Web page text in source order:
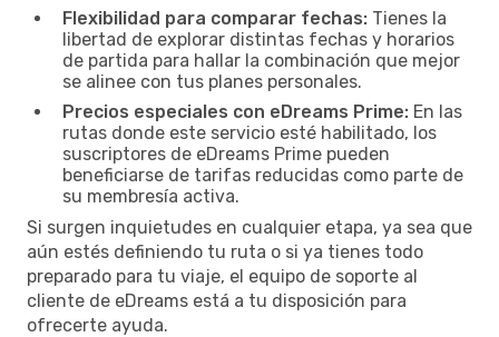
Flexibilidad para comparar fechas: Tienes la
libertad de explorar distintas fechas y horarios
de partida para hallar la combinación que mejor
se alinee con tus planes personales.
Precios especiales con eDreams Prime: En las
rutas donde este servicio esté habilitado, los
suscriptores de eDreams Prime pueden
beneficiarse de tarifas reducidas como parte de
su membresía activa.
Si surgen inquietudes en cualquier etapa, ya sea que
aún estés definiendo tu ruta o si ya tienes todo
preparado para tu viaje, el equipo de soporte al
cliente de eDreams está a tu disposición para
ofrecerte ayuda.